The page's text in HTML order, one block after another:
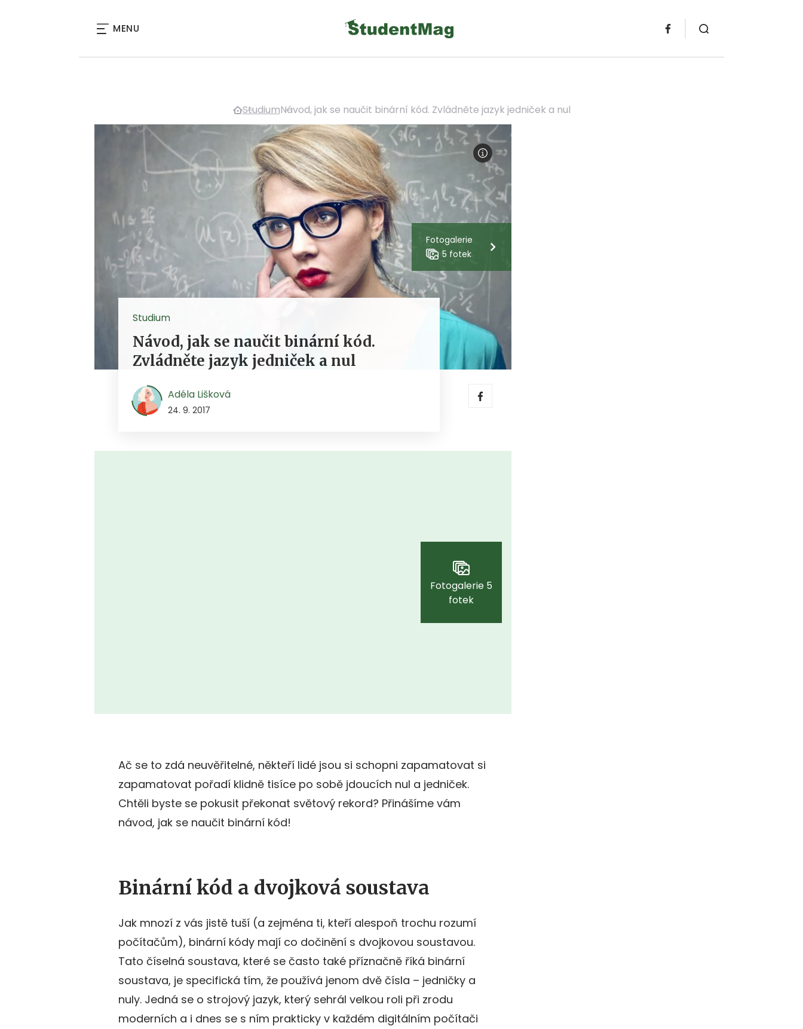
MENU
StudiumNávod, jak se naučit binární kód. Zvládněte jazyk jedniček a nul
Fotogalerie
5 fotek
Studium
Návod, jak se naučit binární kód.
Zvládněte jazyk jedniček a nul
Adéla Lišková
24. 9. 2017
Fotogalerie 5
fotek
Ač se to zdá neuvěřitelné, někteří lidé jsou si schopni zapamatovat si
zapamatovat pořadí klidně tisíce po sobě jdoucích nul a jedniček.
Chtěli byste se pokusit překonat světový rekord? Přinášíme vám
návod, jak se naučit binární kód!
Binární kód a dvojková soustava
Jak mnozí z vás jistě tuší (a zejména ti, kteří alespoň trochu rozumí
počítačům), binární kódy mají co dočinění s dvojkovou soustavou.
Tato číselná soustava, které se často také příznačně říká binární
soustava, je specifická tím, že používá jenom dvě čísla – jedničky a
nuly. Jedná se o strojový jazyk, který sehrál velkou roli při zrodu
moderních a i dnes se s ním prakticky v každém digitálním počítači